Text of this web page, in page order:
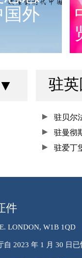
外
驻
驻贝尔
驻曼彻
驻爱丁
件
LONDON, W1B 1QD
2023 年 1 月 30 日已